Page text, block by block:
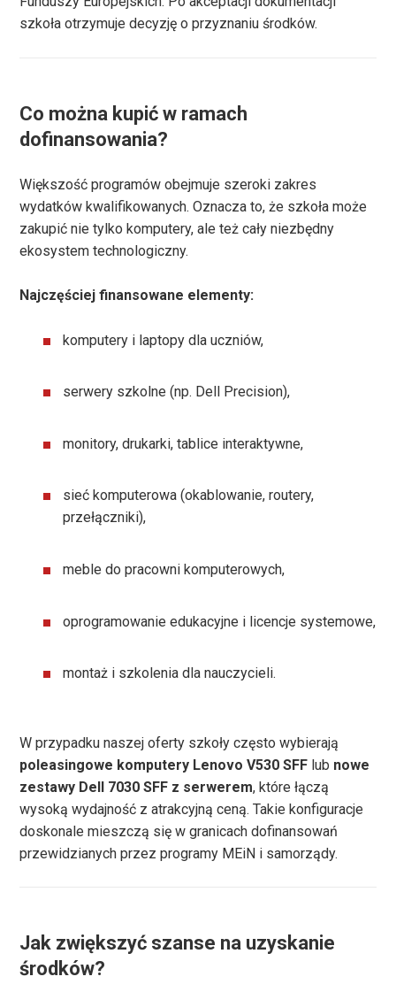
szkoła otrzymuje decyzję o przyznaniu środków.
Co można kupić w ramach
dofinansowania?
Większość programów obejmuje szeroki zakres
wydatków kwalifikowanych. Oznacza to, że szkoła może
zakupić nie tylko komputery, ale też cały niezbędny
ekosystem technologiczny.
Najczęściej finansowane elementy:
komputery i laptopy dla uczniów,
serwery szkolne (np. Dell Precision),
monitory, drukarki, tablice interaktywne,
sieć komputerowa (okablowanie, routery,
przełączniki),
meble do pracowni komputerowych,
oprogramowanie edukacyjne i licencje systemowe,
montaż i szkolenia dla nauczycieli.
W przypadku naszej oferty szkoły często wybierają
poleasingowe komputery Lenovo V530 SFF lub nowe
zestawy Dell 7030 SFF z serwerem, które łączą
wysoką wydajność z atrakcyjną ceną. Takie konfiguracje
doskonale mieszczą się w granicach dofinansowań
przewidzianych przez programy MEiN i samorządy.
Jak zwiększyć szanse na uzyskanie
środków?